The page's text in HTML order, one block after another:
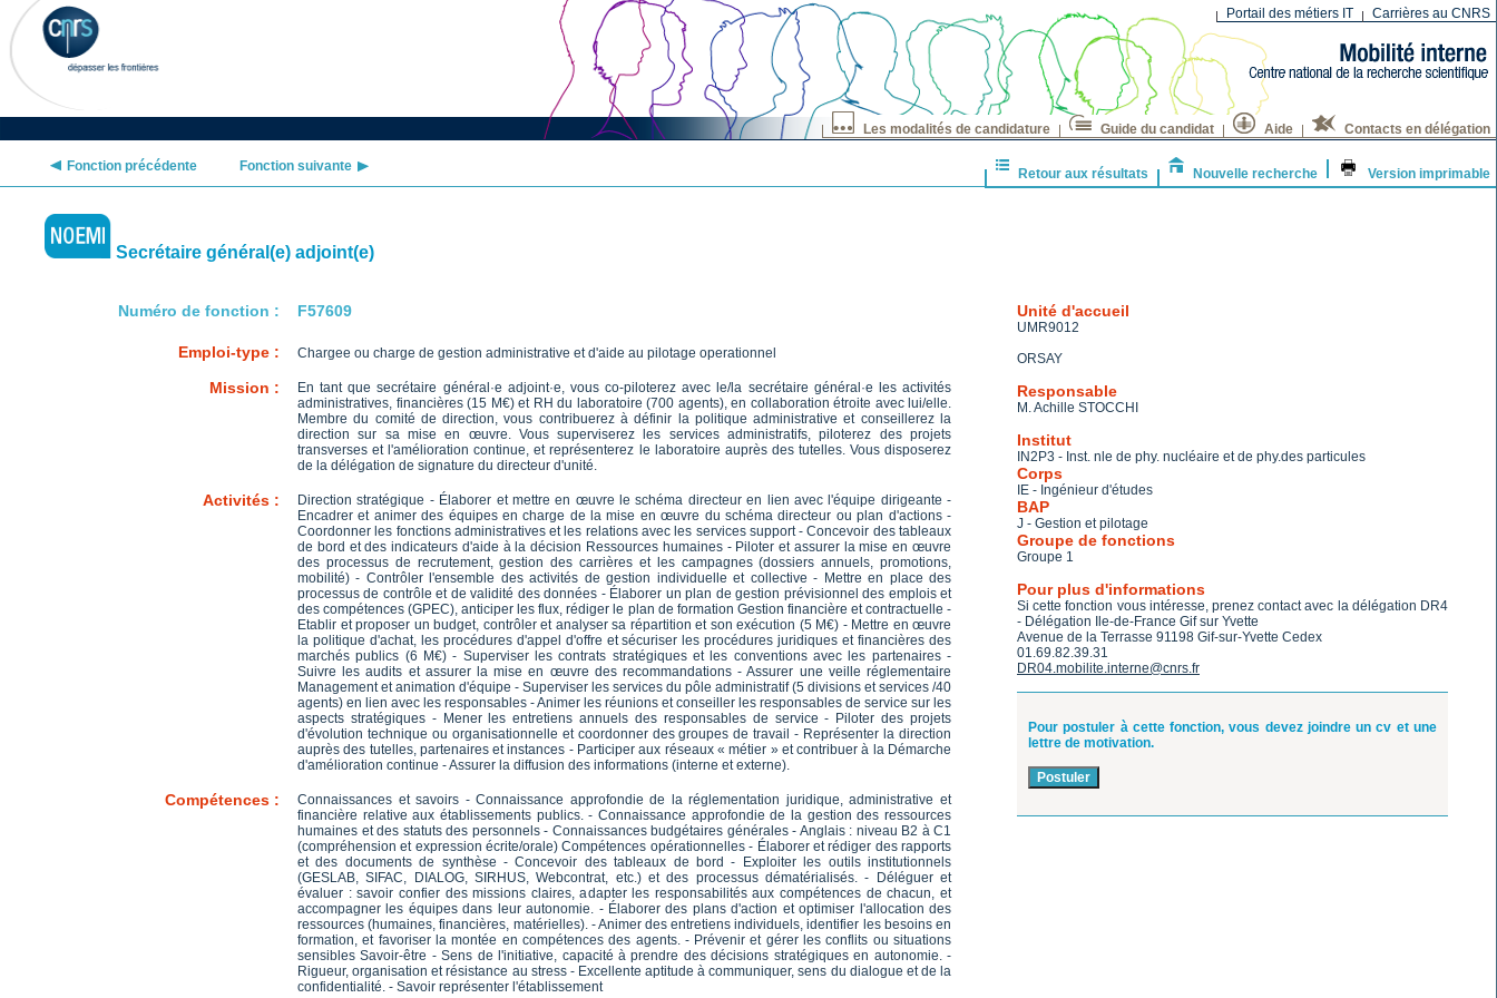
Portail des métiers IT Carrières au CNRS
Les modalités de candidature Guide du candidat Aide Contacts en délégation
Retour aux résultats Nouvelle recherche Version imprimable
Fonction précédente Fonction suivante
Secrétaire général(e) adjoint(e)
Numéro de fonction : F57609
Emploi-type : Chargee ou charge de gestion administrative et d'aide au pilotage operationnel
Mission :
En tant que secrétaire général·e adjoint·e, vous co-piloterez avec le/la secrétaire général·e les activités
administratives, financières (15 M€) et RH du laboratoire (700 agents), en collaboration étroite avec lui/elle.
Membre du comité de direction, vous contribuerez à définir la politique administrative et conseillerez la
direction sur sa mise en œuvre. Vous superviserez les services administratifs, piloterez des projets
transverses et l'amélioration continue, et représenterez le laboratoire auprès des tutelles. Vous disposerez
de la délégation de signature du directeur d'unité.
Activités :
Direction stratégique - Élaborer et mettre en œuvre le schéma directeur en lien avec l'équipe dirigeante -
Encadrer et animer des équipes en charge de la mise en œuvre du schéma directeur ou plan d'actions -
Coordonner les fonctions administratives et les relations avec les services support - Concevoir des tableaux
de bord et des indicateurs d'aide à la décision Ressources humaines - Piloter et assurer la mise en œuvre
des processus de recrutement, gestion des carrières et les campagnes (dossiers annuels, promotions,
mobilité) - Contrôler l'ensemble des activités de gestion individuelle et collective - Mettre en place des
processus de contrôle et de validité des données - Élaborer un plan de gestion prévisionnel des emplois et
des compétences (GPEC), anticiper les flux, rédiger le plan de formation Gestion financière et contractuelle -
Etablir et proposer un budget, contrôler et analyser sa répartition et son exécution (5 M€) - Mettre en œuvre
la politique d'achat, les procédures d'appel d'offre et sécuriser les procédures juridiques et financières des
marchés publics (6 M€) - Superviser les contrats stratégiques et les conventions avec les partenaires -
Suivre les audits et assurer la mise en œuvre des recommandations - Assurer une veille réglementaire
Management et animation d'équipe - Superviser les services du pôle administratif (5 divisions et services /40
agents) en lien avec les responsables - Animer les réunions et conseiller les responsables de service sur les
aspects stratégiques - Mener les entretiens annuels des responsables de service - Piloter des projets
d'évolution technique ou organisationnelle et coordonner des groupes de travail - Représenter la direction
auprès des tutelles, partenaires et instances - Participer aux réseaux « métier » et contribuer à la Démarche
d'amélioration continue - Assurer la diffusion des informations (interne et externe).
Compétences :
Connaissances et savoirs - Connaissance approfondie de la réglementation juridique, administrative et
financière relative aux établissements publics. - Connaissance approfondie de la gestion des ressources
humaines et des statuts des personnels - Connaissances budgétaires générales - Anglais : niveau B2 à C1
(compréhension et expression écrite/orale) Compétences opérationnelles - Élaborer et rédiger des rapports
et des documents de synthèse - Concevoir des tableaux de bord - Exploiter les outils institutionnels
(GESLAB, SIFAC, DIALOG, SIRHUS, Webcontrat, etc.) et des processus dématérialisés. - Déléguer et
évaluer : savoir confier des missions claires, adapter les responsabilités aux compétences de chacun, et
accompagner les équipes dans leur autonomie. - Élaborer des plans d'action et optimiser l'allocation des
ressources (humaines, financières, matérielles). - Animer des entretiens individuels, identifier les besoins en
formation, et favoriser la montée en compétences des agents. - Prévenir et gérer les conflits ou situations
sensibles Savoir-être - Sens de l'initiative, capacité à prendre des décisions stratégiques en autonomie. -
Rigueur, organisation et résistance au stress - Excellente aptitude à communiquer, sens du dialogue et de la
confidentialité. - Savoir représenter l'établissement
Unité d'accueil
UMR9012
ORSAY
Responsable
M. Achille STOCCHI
Institut
IN2P3 - Inst. nle de phy. nucléaire et de phy.des particules
Corps
IE - Ingénieur d'études
BAP
J - Gestion et pilotage
Groupe de fonctions
Groupe 1
Pour plus d'informations
Si cette fonction vous intéresse, prenez contact avec la délégation DR4
- Délégation Ile-de-France Gif sur Yvette
Avenue de la Terrasse 91198 Gif-sur-Yvette Cedex
01.69.82.39.31
DR04.mobilite.interne@cnrs.fr
Pour postuler à cette fonction, vous devez joindre un cv et une
lettre de motivation.